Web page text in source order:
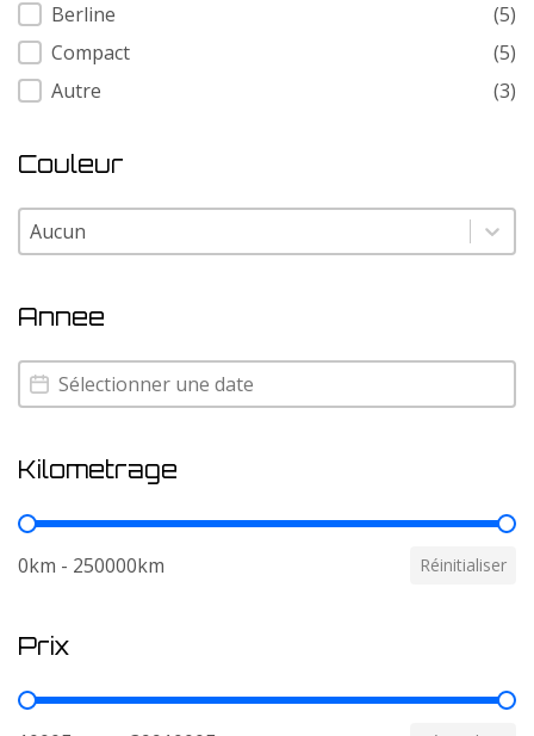
Berline
(5)
Compact
(5)
Autre
(3)
Couleur
Couleur
Couleur
Annee
Annee
Annee
Kilometrage
Kilometrage
0km - 250000km Réinitialiser
Prix
Prix